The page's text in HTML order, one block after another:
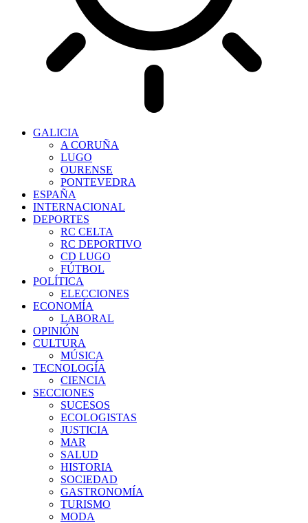
GALICIA
A CORUÑA
LUGO
OURENSE
PONTEVEDRA
ESPAÑA
INTERNACIONAL
DEPORTES
RC CELTA
RC DEPORTIVO
CD LUGO
FÚTBOL
POLÍTICA
ELECCIONES
ECONOMÍA
LABORAL
OPINIÓN
CULTURA
MÚSICA
TECNOLOGÍA
CIENCIA
SECCIONES
SUCESOS
ECOLOGISTAS
JUSTICIA
MAR
SALUD
HISTORIA
SOCIEDAD
GASTRONOMÍA
TURISMO
MODA